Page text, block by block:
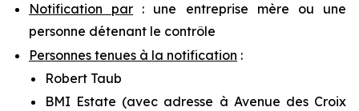
Notification par : une entreprise mère ou une
personne détenant le contrôle
Personnes tenues à la notification :
Robert Taub
BMI Estate (avec adresse à Avenue des Croix